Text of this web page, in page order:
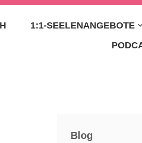
– THETA
&
1:1-SEELENANGEBOTE
Blog